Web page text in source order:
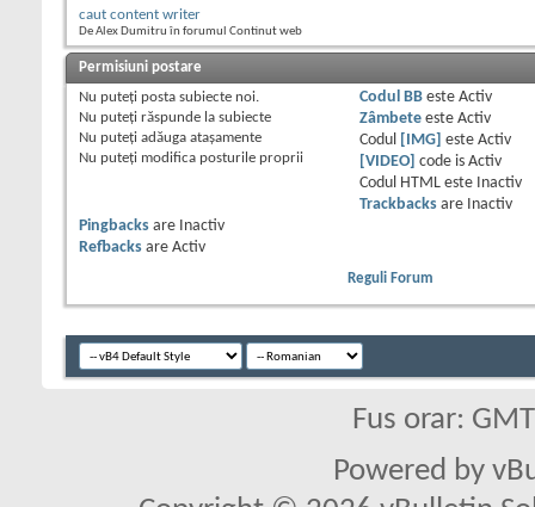
caut content writer
De Alex Dumitru în forumul Continut web
Permisiuni postare
Nu puteţi posta subiecte noi.
Nu puteţi răspunde la subiecte
Nu puteţi adăuga ataşamente
Nu puteţi modifica posturile proprii
Codul BBeste Activ
Zâmbeteeste Activ
Codul
[IMG] este Activ
[VIDEO]
code is Activ
Codul HTML este
Inactiv
Trackbacksare
Inactiv
Pingbacks are
Inactiv
Refbacks are Activ
Reguli Forum
Fus orar:
Powered by